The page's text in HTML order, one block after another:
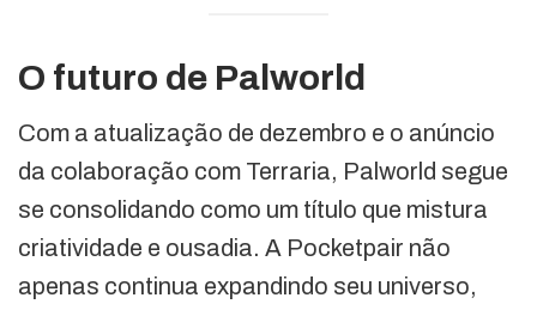
O futuro de Palworld
Com a atualização de dezembro e o anúncio
da colaboração com Terraria, Palworld segue
se consolidando como um título que mistura
criatividade e ousadia. A Pocketpair não
apenas continua expandindo seu universo,